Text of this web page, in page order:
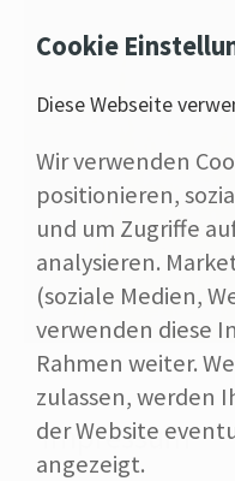
Impressum
Cookie
Diese Webseite
Wir verwenden
positionieren,
und um Zugriffe
analysieren.
(soziale Medien,
verwenden diese
Rahmen weiter.
zulassen, werden
der Website
angezeigt.